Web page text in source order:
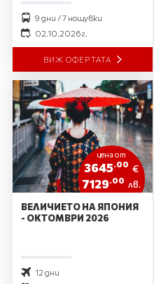
9 дни / 7 нощувки
02.10.2026 г.
ВИЖ ОФЕРТАТА
цена от
3645.00 €
7129 .00 лв.
ВЕЛИЧИЕТО НА ЯПОНИЯ
- ОКТОМВРИ 2026
12 дни